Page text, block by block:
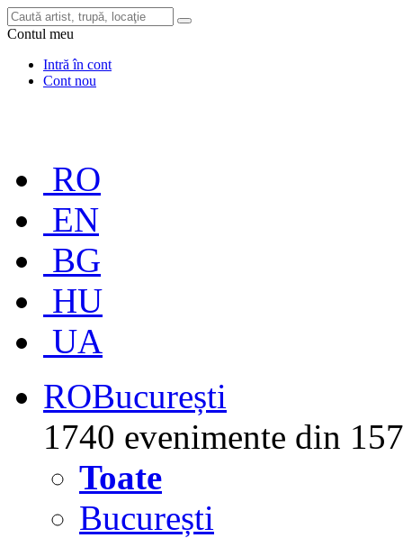
Contul meu
Intră în cont
Cont nou
RO
EN
BG
HU
UA
ROBucurești
1740 evenimente din
Toate
București